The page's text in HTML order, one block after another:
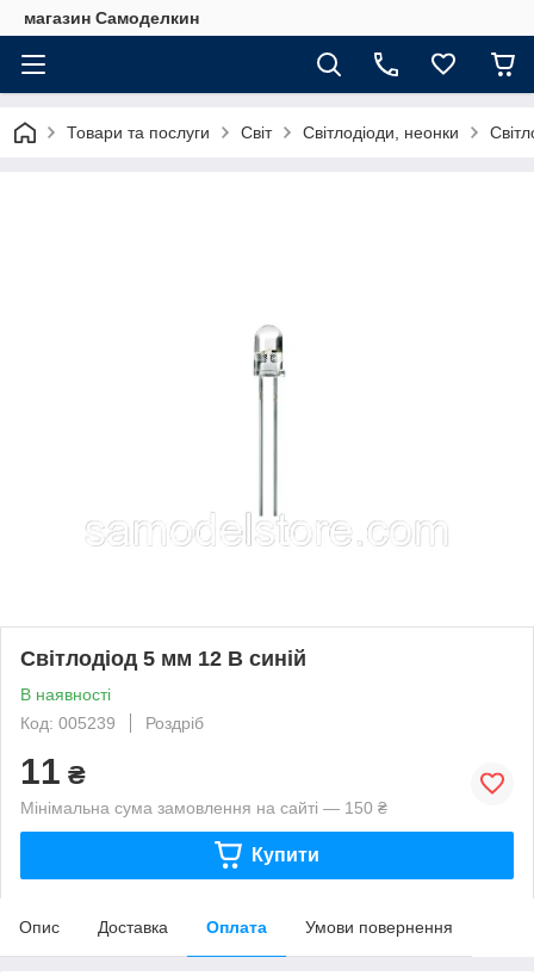
магазин Самоделкин
Товари та послуги Світ Світлодіоди, неонки
Світлодіод 5 мм 12 В синій
В наявності
Код: 005239
Роздріб
11 ₴
Мінімальна сума замовлення на сайті — 150 ₴
Купити
Опис Доставка Оплата Умови повернення